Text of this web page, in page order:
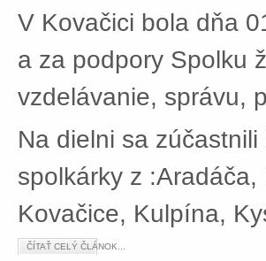
V Kovačici bola dňa
a za podpory Spolku
vzdelávanie, správu,
Na dielni sa
spolkárky z
Kovačice, Kulpína,
ČÍTAŤ CELÝ ČLÁNOK...